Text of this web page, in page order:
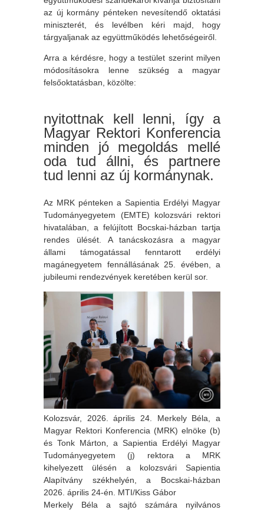
az új kormány pénteken nevesítendő oktatási
miniszterét, és levélben kéri majd, hogy
tárgyaljanak az együttműködés lehetőségeiről.
Arra a kérdésre, hogy a testület szerint milyen
módosításokra lenne szükség a magyar
felsőoktatásban, közölte:
nyitottnak kell lenni, így a
Magyar Rektori Konferencia
minden jó megoldás mellé
oda tud állni, és partnere
tud lenni az új kormánynak.
Az MRK pénteken a Sapientia Erdélyi Magyar
Tudományegyetem (EMTE) kolozsvári rektori
hivatalában, a felújított Bocskai-házban tartja
rendes ülését. A tanácskozásra a magyar
állami támogatással fenntarott erdélyi
magánegyetem fennállásának 25. évében, a
jubileumi rendezvények keretében kerül sor.
Kolozsvár, 2026. április 24. Merkely Béla, a
Magyar Rektori Konferencia (MRK) elnöke (b)
és Tonk Márton, a Sapientia Erdélyi Magyar
Tudományegyetem (j) rektora a MRK
kihelyezett ülésén a kolozsvári Sapientia
Alapítvány székhelyén, a Bocskai-házban
2026. április 24-én. MTI/Kiss Gábor
Merkely Béla a sajtó számára nyilvános